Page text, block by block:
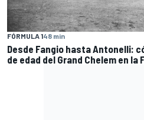
FÓRMULA 148 min
Desde Fangio hasta Antonelli:
de edad del Grand Chelem en la